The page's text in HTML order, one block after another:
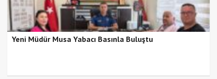
Yeni Müdür Musa Yabacı Basınla Buluştu